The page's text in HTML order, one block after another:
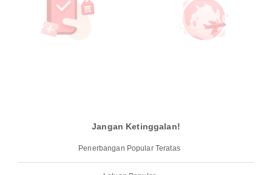
Jangan Ketinggalan!
Penerbangan Popular Teratas